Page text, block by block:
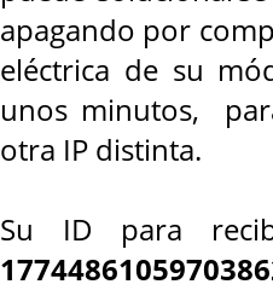
apagando por
eléctrica de su
unos minutos,
otra IP distinta.
Su ID para